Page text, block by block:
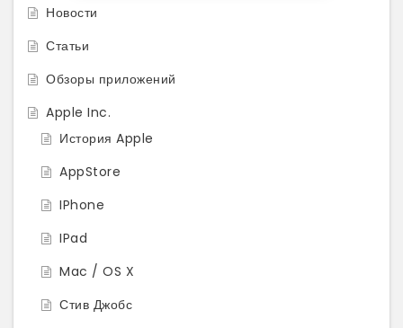
Новости
Статьи
Обзоры приложений
Apple Inc.
История Apple
AppStore
IPhone
IPad
Mac / OS X
Стив Джобс